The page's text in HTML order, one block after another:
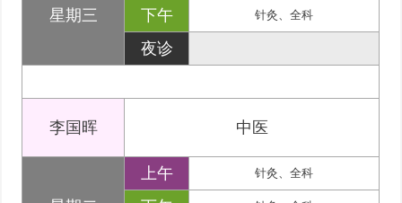
星期三 下午 针灸、全科
夜诊
李国晖 中医
上午 针灸、全科